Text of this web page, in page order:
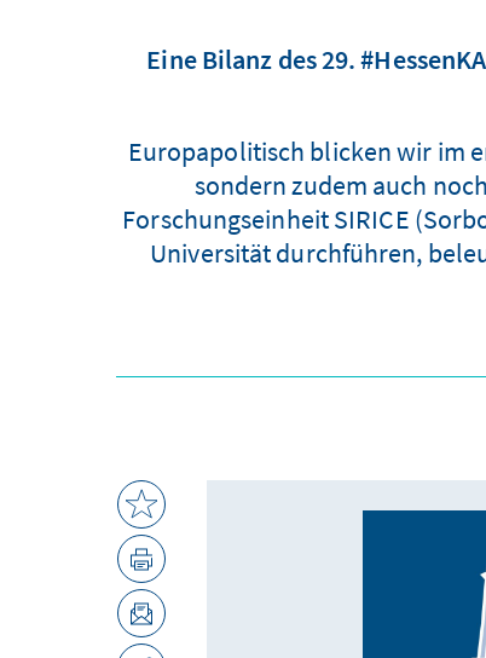
Eine Bilanz des 29.
Europapolitisch blicken wir im
sondern zudem auch
Forschungseinheit SIRICE
Universität durchführen,